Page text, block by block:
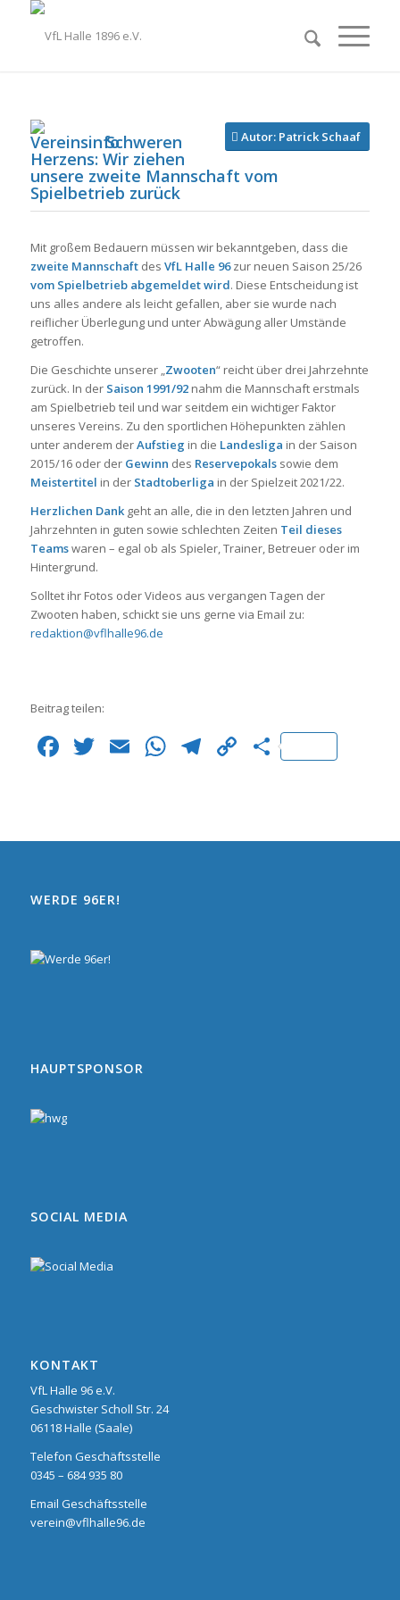
Autor: Patrick Schaaf
Schweren
Herzens: Wir ziehen
unsere zweite Mannschaft vom
Spielbetrieb zurück
Mit großem Bedauern müssen wir bekanntgeben, dass die
zweite Mannschaft des VfL Halle 96zur neuen Saison 25/26
vom Spielbetrieb abgemeldet wird. Diese Entscheidung ist
uns alles andere als leicht gefallen, aber sie wurde nach
reiflicher Überlegung und unter Abwägung aller Umstände
getroffen.
Die Geschichte unserer „Zwooten“ reicht über drei Jahrzehnte
zurück. In der Saison 1991/92nahm die Mannschaft erstmals
am Spielbetrieb teil und war seitdem ein wichtiger Faktor
unseres Vereins. Zu den sportlichen Höhepunkten zählen
unter anderem derAufstieg in die Landesliga in der Saison
2015/16 oder der Gewinn des Reservepokalssowie dem
Meistertitel in derStadtoberliga in der Spielzeit 2021/22.
Herzlichen Dankgeht an alle, die in den letzten Jahren und
Jahrzehnten in guten sowie schlechten Zeiten Teil dieses
Teamswaren – egal ob als Spieler, Trainer, Betreuer oder im
Hintergrund.
Solltet ihr Fotos oder Videos aus vergangen Tagen der
Zwooten haben, schickt sie uns gerne via Email zu:
redaktion@vflhalle96.de
Beitrag teilen:
Facebook
Twitter
EmailWhatsApp
Telegram
Copy
Teilen
WERDE 96ER!
HAUPTSPONSOR
SOCIAL MEDIA
KONTAKT
VfL Halle 96 e.V.
Geschwister Scholl Str. 24
06118 Halle (Saale)
Telefon Geschäftsstelle
0345 – 684 935 80
Email Geschäftsstelle
verein@vflhalle96.de